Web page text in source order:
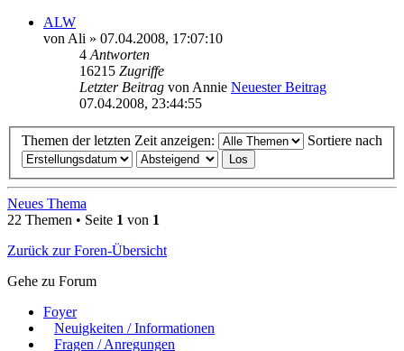
ALW
von Ali » 07.04.2008, 17:07:10
4 Antworten
16215 Zugriffe
Letzter Beitrag von Annie Neuester Beitrag
07.04.2008, 23:44:55
Themen der letzten Zeit anzeigen: Sortiere nach
Neues Thema
22 Themen • Seite 1 von 1
Zurück zur Foren-Übersicht
Gehe zu Forum
Foyer
Neuigkeiten / Informationen
Fragen / Anregungen